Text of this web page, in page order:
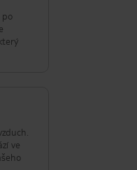
po
ve